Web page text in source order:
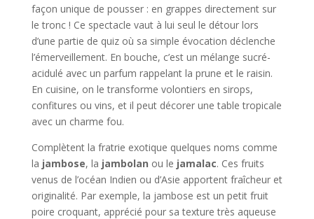
façon unique de pousser : en grappes directement sur
le tronc ! Ce spectacle vaut à lui seul le détour lors
d’une partie de quiz où sa simple évocation déclenche
l’émerveillement. En bouche, c’est un mélange sucré-
acidulé avec un parfum rappelant la prune et le raisin.
En cuisine, on le transforme volontiers en sirops,
confitures ou vins, et il peut décorer une table tropicale
avec un charme fou.
Complètent la fratrie exotique quelques noms comme
la jambose, la jambolan ou le jamalac. Ces fruits
venus de l’océan Indien ou d’Asie apportent fraîcheur et
originalité. Par exemple, la jambose est un petit fruit
poire croquant, apprécié pour sa texture très aqueuse